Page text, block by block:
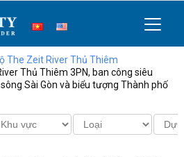
The Zeit River Thủ Thiêm
Thủ Thiêm 3PN, ban công siêu
Sài Gòn và biểu tượng Thành phố